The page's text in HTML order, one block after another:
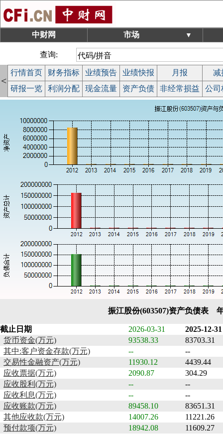
中财网 市场 ▼
查询:
<
行情首页 财务指标 业绩预告 业绩快报 月报
减
研报一览
利润分配 现金流量 资产负债 非经常损益 公司
振江股份(603507)资产负债表
截止日期 2026-03-31
2025-12-31
货币资金(万元)
93538.33
83703.31
其中:客户资金存款(万元)
--
--
交易性金融资产(万元)
11930.12
4439.44
应收票据(万元)
2090.87
304.29
应收股利(万元)
--
--
应收利息(万元)
--
--
应收账款(万元)
89458.10
83651.31
其他应收款(万元)
14007.26
11221.26
预付款项(万元)
18942.08
11609.27